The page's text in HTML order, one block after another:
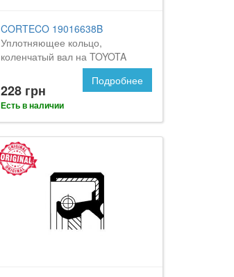
CORTECO 19016638B
Уплотняющее кольцо,
коленчатый вал на TOYOTA
228 грн
Есть в наличии
Подробнее